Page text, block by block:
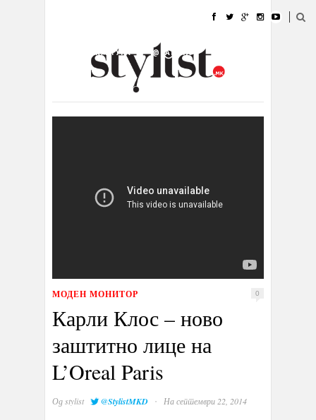
УБАВИНА
КУЛТУРА @РАБОТА
ИЗЛОГ
МОДЕН МОНИТОР 0
Карли Клос – ново
заштитно лице на
L’Oreal Paris
Одstylist @StylistMKD · На септември 22, 2014